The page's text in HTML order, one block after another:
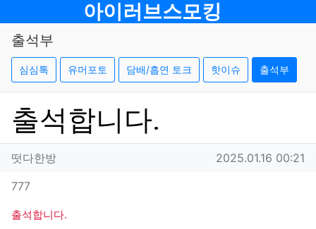
아이러브스모킹
출석부
심심톡 유머포토 담배/흡연 토크 핫이슈 출석부
출석합니다.
작성자 정보
떳다한방작성 작성일
2025.01.16 00:21
컨텐츠 정보
777조회
본문
출석합니다.